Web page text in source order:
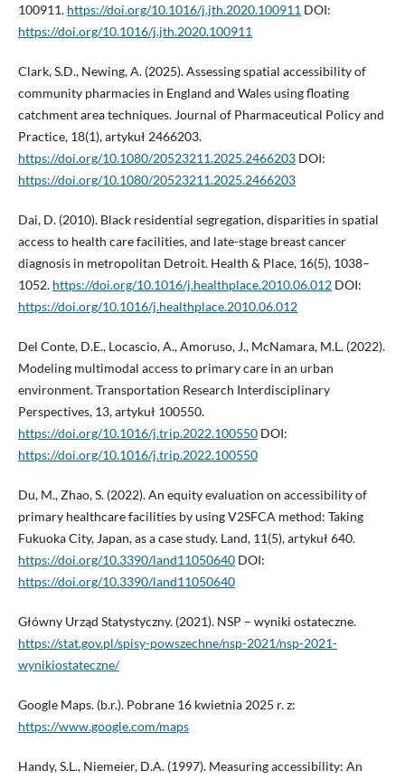
100911. https://doi.org/10.1016/j.jth.2020.100911 DOI:
https://doi.org/10.1016/j.jth.2020.100911
Clark, S.D., Newing, A. (2025). Assessing spatial accessibility of
community pharmacies in England and Wales using floating
catchment area techniques. Journal of Pharmaceutical Policy and
Practice, 18(1), artykuł 2466203.
https://doi.org/10.1080/20523211.2025.2466203DOI:
https://doi.org/10.1080/20523211.2025.2466203
Dai, D. (2010). Black residential segregation, disparities in spatial
access to health care facilities, and late-stage breast cancer
diagnosis in metropolitan Detroit. Health & Place, 16(5), 1038–
1052. https://doi.org/10.1016/j.healthplace.2010.06.012DOI:
https://doi.org/10.1016/j.healthplace.2010.06.012
Del Conte, D.E., Locascio, A., Amoruso, J., McNamara, M.L. (2022).
Modeling multimodal access to primary care in an urban
environment. Transportation Research Interdisciplinary
Perspectives, 13, artykuł 100550.
https://doi.org/10.1016/j.trip.2022.100550DOI:
https://doi.org/10.1016/j.trip.2022.100550
Du, M., Zhao, S. (2022). An equity evaluation on accessibility of
primary healthcare facilities by using V2SFCA method: Taking
Fukuoka City, Japan, as a case study. Land, 11(5), artykuł 640.
https://doi.org/10.3390/land11050640DOI:
https://doi.org/10.3390/land11050640
Główny Urząd Statystyczny. (2021). NSP – wyniki ostateczne.
https://stat.gov.pl/spisy-powszechne/nsp-2021/nsp-2021-
wynikiostateczne/
Google Maps. (b.r.). Pobrane 16 kwietnia 2025 r. z:
https://www.google.com/maps
Handy, S.L., Niemeier, D.A. (1997). Measuring accessibility: An